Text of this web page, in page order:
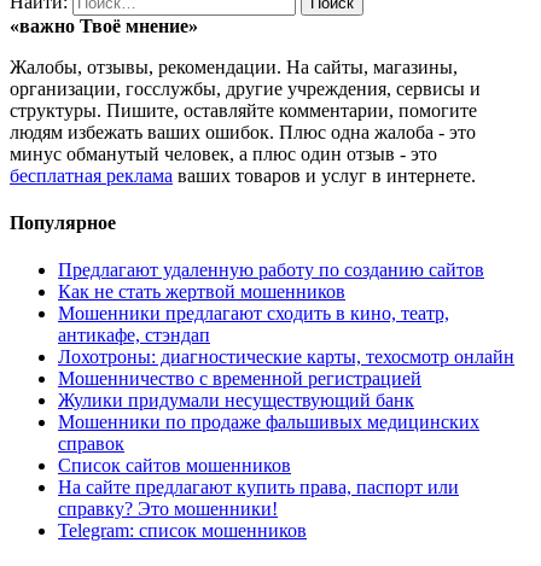
«важно Твоё мнение»
Жалобы, отзывы, рекомендации. На сайты, магазины,
организации, госслужбы, другие учреждения, сервисы и
структуры. Пишите, оставляйте комментарии, помогите
людям избежать ваших ошибок. Плюс одна жалоба - это
минус обманутый человек, а плюс один отзыв - это
бесплатная реклама ваших товаров и услуг в интернете.
Популярное
Предлагают удаленную работу по созданию сайтов
Как не стать жертвой мошенников
Мошенники предлагают сходить в кино, театр,
антикафе, стэндап
Лохотроны: диагностические карты, техосмотр онлайн
Мошенничество с временной регистрацией
Жулики придумали несуществующий банк
Мошенники по продаже фальшивых медицинских
справок
Список сайтов мошенников
На сайте предлагают купить права, паспорт или
справку? Это мошенники!
Telegram: список мошенников